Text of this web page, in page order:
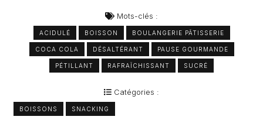
Mots-clés :
ACIDULÉ BOISSON BOULANGERIE PÂTISSERIE
COCA COLA DÉSALTÉRANT PAUSE GOURMANDE
PÉTILLANT RAFRAÎCHISSANT SUCRÉ
Catégories :
BOISSONS SNACKING